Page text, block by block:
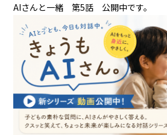
AIさんと一緒 第5話 公開中です。